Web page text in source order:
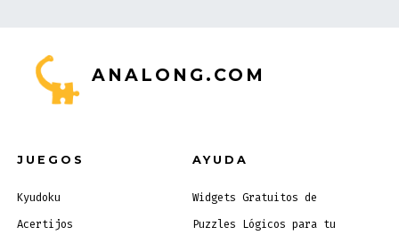
ANALONG.COM
JUEGOS
Kyudoku
Acertijos
AYUDA
Widgets Gratuitos de
Puzzles Lógicos para tu